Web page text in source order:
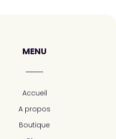
MENU
Accueil
A propos
Boutique